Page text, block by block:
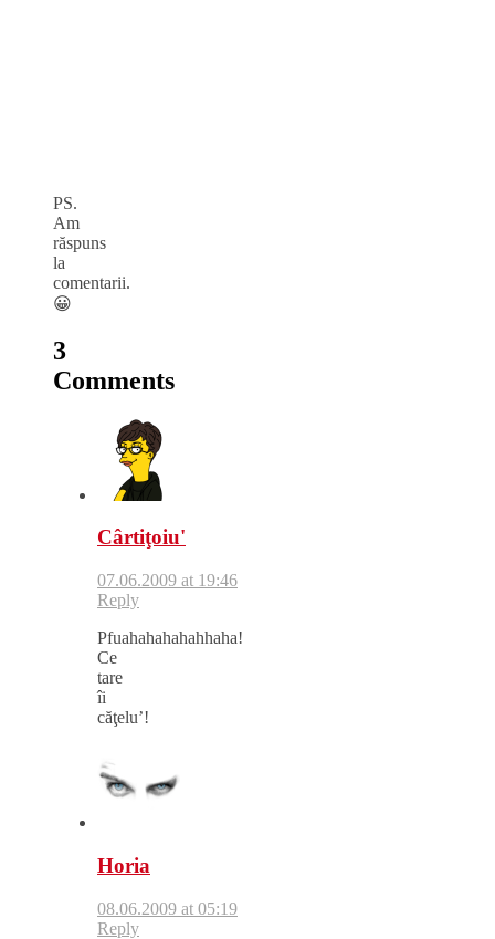
PS.
Am
răspuns
la
comentarii.
😀
3
Comments
Cârtiţoiu'
07.06.2009 at 19:46
Reply
Pfuahahahahahhaha!
Ce
tare
îi
căţelu’!
Horia
08.06.2009 at 05:19
Reply